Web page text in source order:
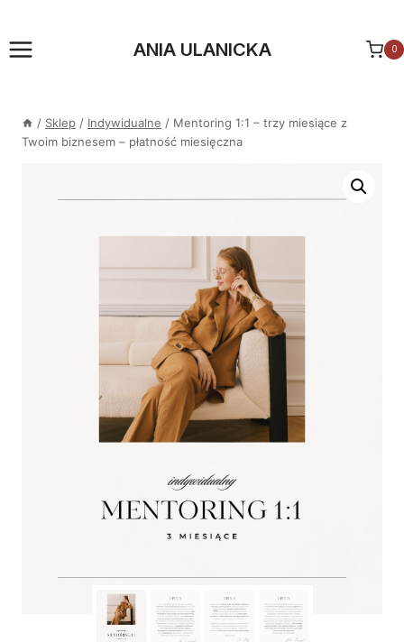
treści
ANIA ULANICKA 0
/ Sklep / Indywidualne / Mentoring 1:1 – trzy miesiące z
Twoim biznesem – płatność miesięczna